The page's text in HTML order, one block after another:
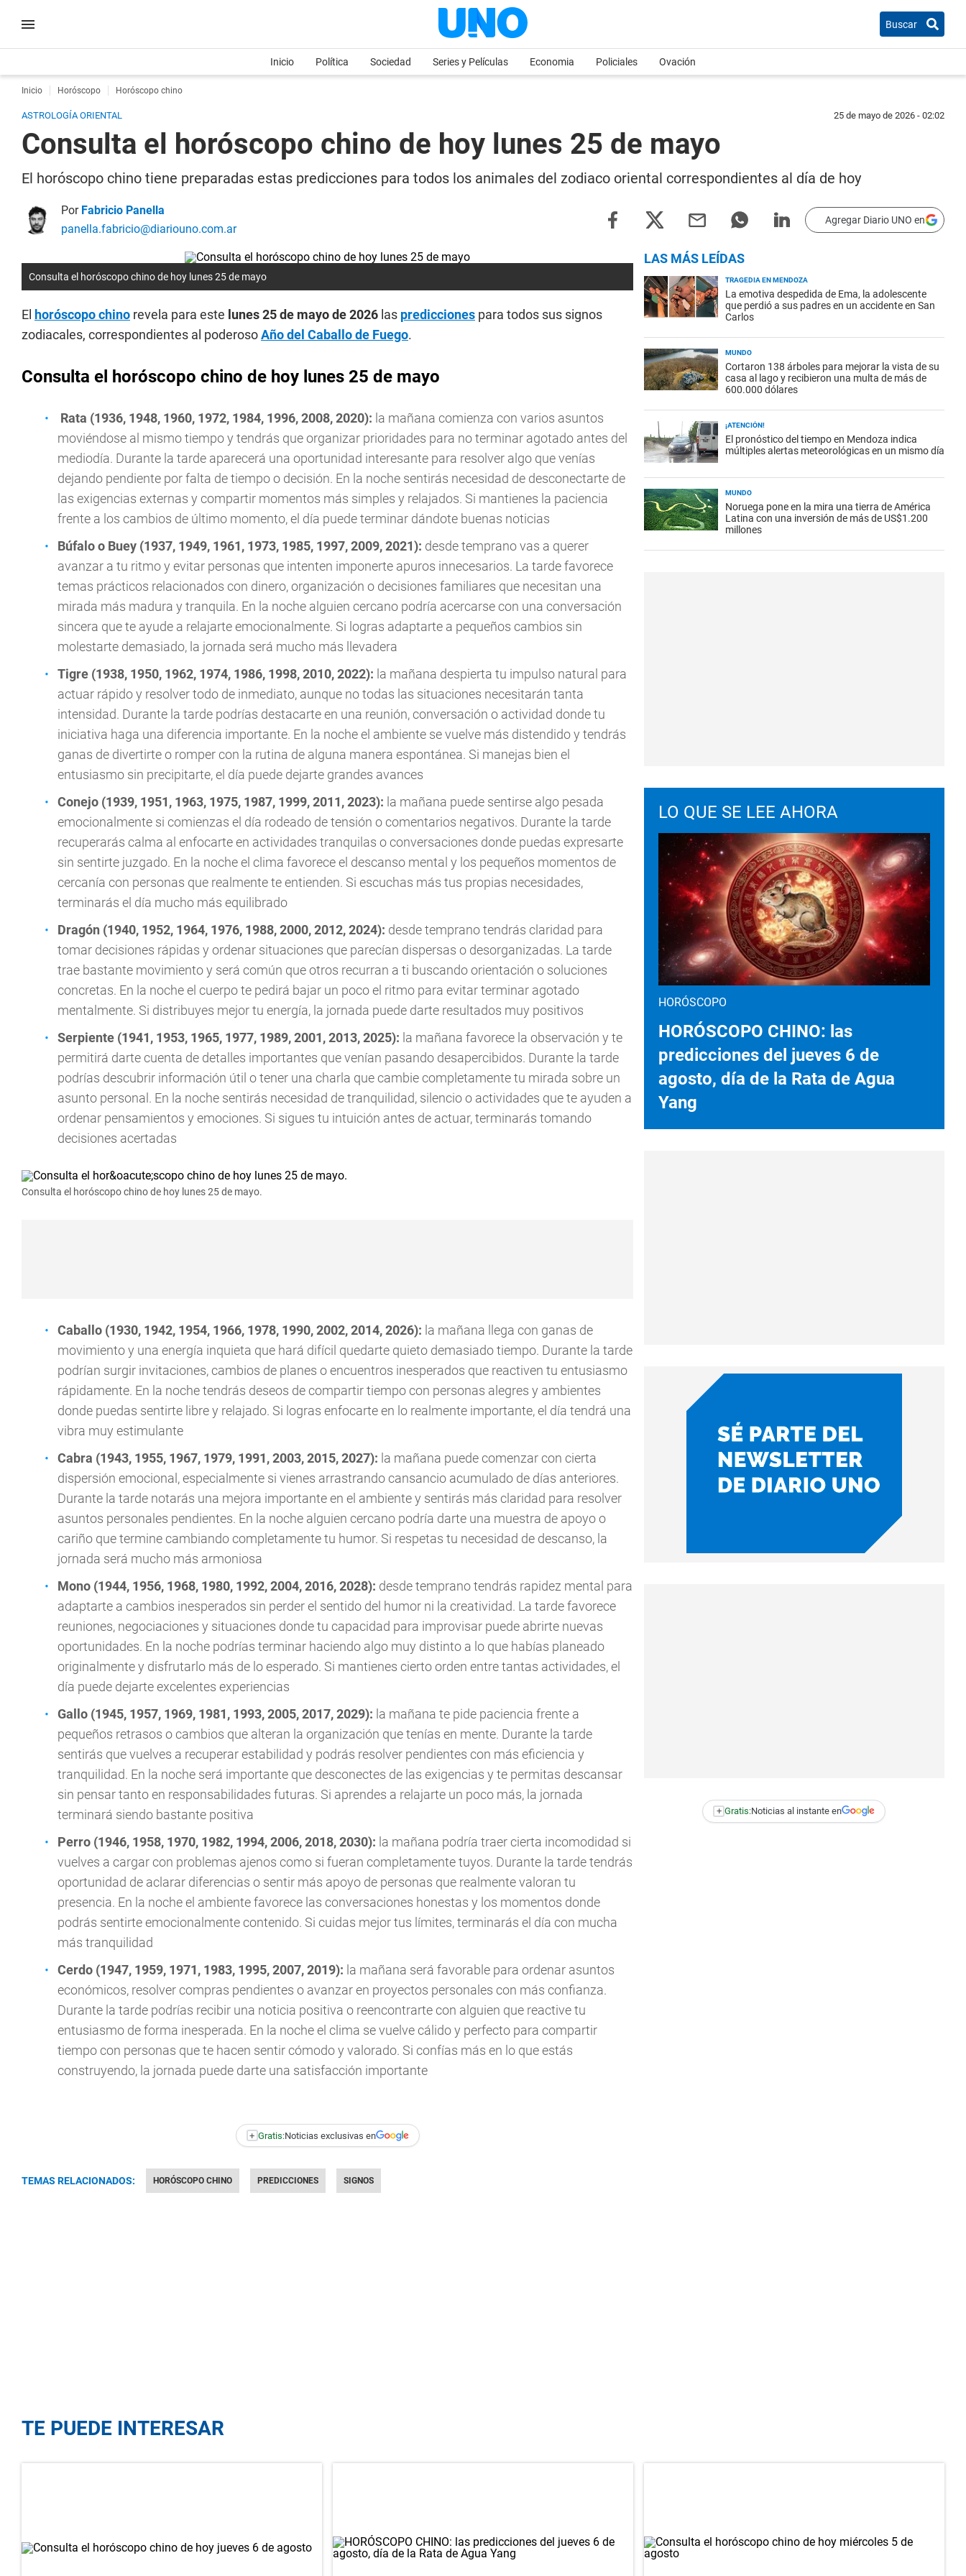
Buscar
Inicio Política Sociedad Series y Películas Economia Policiales Ovación
Inicio Horóscopo Horóscopo chino
ASTROLOGÍA ORIENTAL 25 de mayo de 2026 - 02:02
Consulta el horóscopo chino de hoy lunes 25 de mayo
El horóscopo chino tiene preparadas estas predicciones para todos los animales del zodiaco oriental correspondientes al día de hoy
Por Fabricio Panella
panella.fabricio@diariouno.com.ar
Agregar Diario UNO en
Consulta el horóscopo chino de hoy lunes 25 de mayo
El horóscopo chino revela para este lunes 25 de mayo de 2026 las predicciones para todos sus signos
zodiacales, correspondientes al poderosoAño del Caballo de Fuego.
Consulta el horóscopo chino de hoy lunes 25 de mayo
Rata (1936, 1948, 1960, 1972, 1984, 1996, 2008, 2020): la mañana comienza con varios asuntos
moviéndose al mismo tiempo y tendrás que organizar prioridades para no terminar agotado antes del
mediodía. Durante la tarde aparecerá una oportunidad interesante para resolver algo que venías
dejando pendiente por falta de tiempo o decisión. En la noche sentirás necesidad de desconectarte de
las exigencias externas y compartir momentos más simples y relajados. Si mantienes la paciencia
frente a los cambios de último momento, el día puede terminar dándote buenas noticias
Búfalo o Buey (1937, 1949, 1961, 1973, 1985, 1997, 2009, 2021): desde temprano vas a querer
avanzar a tu ritmo y evitar personas que intenten imponerte apuros innecesarios. La tarde favorece
temas prácticos relacionados con dinero, organización o decisiones familiares que necesitan una
mirada más madura y tranquila. En la noche alguien cercano podría acercarse con una conversación
sincera que te ayude a relajarte emocionalmente. Si logras adaptarte a pequeños cambios sin
molestarte demasiado, la jornada será mucho más llevadera
Tigre (1938, 1950, 1962, 1974, 1986, 1998, 2010, 2022): la mañana despierta tu impulso natural para
actuar rápido y resolver todo de inmediato, aunque no todas las situaciones necesitarán tanta
intensidad. Durante la tarde podrías destacarte en una reunión, conversación o actividad donde tu
iniciativa haga una diferencia importante. En la noche el ambiente se vuelve más distendido y tendrás
ganas de divertirte o romper con la rutina de alguna manera espontánea. Si manejas bien el
entusiasmo sin precipitarte, el día puede dejarte grandes avances
Conejo (1939, 1951, 1963, 1975, 1987, 1999, 2011, 2023): la mañana puede sentirse algo pesada
emocionalmente si comienzas el día rodeado de tensión o comentarios negativos. Durante la tarde
recuperarás calma al enfocarte en actividades tranquilas o conversaciones donde puedas expresarte
sin sentirte juzgado. En la noche el clima favorece el descanso mental y los pequeños momentos de
cercanía con personas que realmente te entienden. Si escuchas más tus propias necesidades,
terminarás el día mucho más equilibrado
Dragón (1940, 1952, 1964, 1976, 1988, 2000, 2012, 2024): desde temprano tendrás claridad para
tomar decisiones rápidas y ordenar situaciones que parecían dispersas o desorganizadas. La tarde
trae bastante movimiento y será común que otros recurran a ti buscando orientación o soluciones
concretas. En la noche el cuerpo te pedirá bajar un poco el ritmo para evitar terminar agotado
mentalmente. Si distribuyes mejor tu energía, la jornada puede darte resultados muy positivos
Serpiente (1941, 1953, 1965, 1977, 1989, 2001, 2013, 2025): la mañana favorece la observación y te
permitirá darte cuenta de detalles importantes que venían pasando desapercibidos. Durante la tarde
podrías descubrir información útil o tener una charla que cambie completamente tu mirada sobre un
asunto personal. En la noche sentirás necesidad de tranquilidad, silencio o actividades que te ayuden a
ordenar pensamientos y emociones. Si sigues tu intuición antes de actuar, terminarás tomando
decisiones acertadas
Consulta el horóscopo chino de hoy lunes 25 de mayo.
Caballo (1930, 1942, 1954, 1966, 1978, 1990, 2002, 2014, 2026): la mañana llega con ganas de
movimiento y una energía inquieta que hará difícil quedarte quieto demasiado tiempo. Durante la tarde
podrían surgir invitaciones, cambios de planes o encuentros inesperados que reactiven tu entusiasmo
rápidamente. En la noche tendrás deseos de compartir tiempo con personas alegres y ambientes
donde puedas sentirte libre y relajado. Si logras enfocarte en lo realmente importante, el día tendrá una
vibra muy estimulante
Cabra (1943, 1955, 1967, 1979, 1991, 2003, 2015, 2027): la mañana puede comenzar con cierta
dispersión emocional, especialmente si vienes arrastrando cansancio acumulado de días anteriores.
Durante la tarde notarás una mejora importante en el ambiente y sentirás más claridad para resolver
asuntos personales pendientes. En la noche alguien cercano podría darte una muestra de apoyo o
cariño que termine cambiando completamente tu humor. Si respetas tu necesidad de descanso, la
jornada será mucho más armoniosa
Mono (1944, 1956, 1968, 1980, 1992, 2004, 2016, 2028): desde temprano tendrás rapidez mental para
adaptarte a cambios inesperados sin perder el sentido del humor ni la creatividad. La tarde favorece
reuniones, negociaciones y situaciones donde tu capacidad para improvisar puede abrirte nuevas
oportunidades. En la noche podrías terminar haciendo algo muy distinto a lo que habías planeado
originalmente y disfrutarlo más de lo esperado. Si mantienes cierto orden entre tantas actividades, el
día puede dejarte excelentes experiencias
Gallo (1945, 1957, 1969, 1981, 1993, 2005, 2017, 2029): la mañana te pide paciencia frente a
pequeños retrasos o cambios que alteran la organización que tenías en mente. Durante la tarde
sentirás que vuelves a recuperar estabilidad y podrás resolver pendientes con más eficiencia y
tranquilidad. En la noche será importante que desconectes de las exigencias y te permitas descansar
sin pensar tanto en responsabilidades futuras. Si aprendes a relajarte un poco más, la jornada
terminará siendo bastante positiva
Perro (1946, 1958, 1970, 1982, 1994, 2006, 2018, 2030): la mañana podría traer cierta incomodidad si
vuelves a cargar con problemas ajenos como si fueran completamente tuyos. Durante la tarde tendrás
oportunidad de aclarar diferencias o sentir más apoyo de personas que realmente valoran tu
presencia. En la noche el ambiente favorece las conversaciones honestas y los momentos donde
podrás sentirte emocionalmente contenido. Si cuidas mejor tus límites, terminarás el día con mucha
más tranquilidad
Cerdo (1947, 1959, 1971, 1983, 1995, 2007, 2019): la mañana será favorable para ordenar asuntos
económicos, resolver compras pendientes o avanzar en proyectos personales con más confianza.
Durante la tarde podrías recibir una noticia positiva o reencontrarte con alguien que reactive tu
entusiasmo de forma inesperada. En la noche el clima se vuelve cálido y perfecto para compartir
tiempo con personas que te hacen sentir cómodo y valorado. Si confías más en lo que estás
construyendo, la jornada puede darte una satisfacción importante
+ Gratis:Noticias exclusivas en
TEMAS RELACIONADOS: HORÓSCOPO CHINO PREDICCIONES SIGNOS
LAS MÁS LEÍDAS
TRAGEDIA EN MENDOZA
La emotiva despedida de Ema, la adolescente
que perdió a sus padres en un accidente en San
Carlos
MUNDO
Cortaron 138 árboles para mejorar la vista de su
casa al lago y recibieron una multa de más de
600.000 dólares
¡ATENCIÓN!
El pronóstico del tiempo en Mendoza indica
múltiples alertas meteorológicas en un mismo día
MUNDO
Noruega pone en la mira una tierra de América
Latina con una inversión de más de US$1.200
millones
LO QUE SE LEE AHORA
HORÓSCOPO
HORÓSCOPO CHINO: las
predicciones del jueves 6 de
agosto, día de la Rata de Agua
Yang
+ Gratis:Noticias al instante en
TE PUEDE INTERESAR